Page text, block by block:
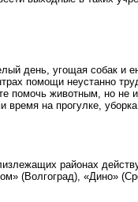
день, угощая собак и
помощи неустанно
помочь животным, но не
время на прогулке,
районах
(Волгоград), «Дино»